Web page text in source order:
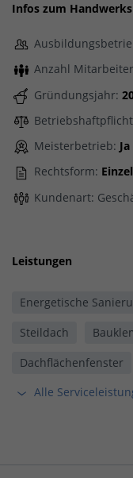
Infos zum
Anzahl
Gründungsjahr:
Meisterbetrieb: Ja
Rechtsform:
Kundenart:
Leistungen
Energetische
Steildach
Dachflächenfenster
Alle